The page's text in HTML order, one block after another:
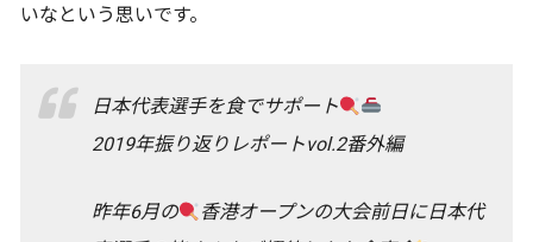
いなという思いです。
日本代表選手を食でサポート
2019年振り返りレポートvol.2番外編
昨年6月の
香港オープンの大会前日に日本代